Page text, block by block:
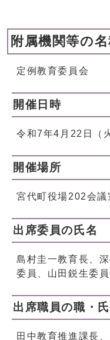
附属機関等の
定例教育委員会
開催日時
令和7年4月22日（
開催場所
宮代町役場202会議
出席委員の氏名
島村圭一教育長、
委員、山田鋭生委
出席職員の職・
田中教育推進課長